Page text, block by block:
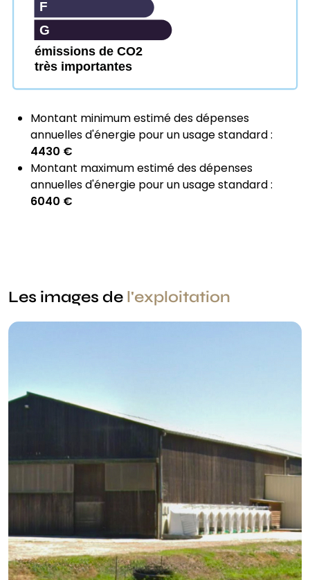
émissions de CO2
très importantes
G
F
Montant minimum estimé des dépenses
annuelles d'énergie pour un usage standard :
4430 €
Montant maximum estimé des dépenses
annuelles d'énergie pour un usage standard :
6040 €
Les images de l'exploitation